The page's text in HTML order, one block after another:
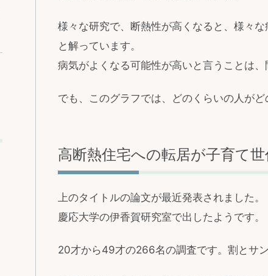
様々な研究で、断熱性が高くなると、様々
と解っています。
病気がよくなる可能性が高いと言うことは、
でも、このグラフでは、どのくらいの人がど
高断熱住宅への転居が子育て
上のタイトルの論文が最近発表されました。
慶応大学の伊香賀研究室で出したようです。
20才から49才の266名の調査です。割とサ